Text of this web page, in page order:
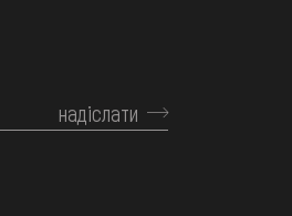
надіслати